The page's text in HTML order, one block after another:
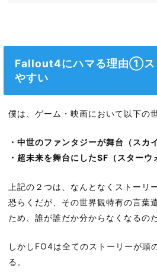
Fallout4にハマる理由①ス
やすい
僕は、ゲーム・映画において以下の
・中世のファンタジーが舞台（スカ
・超未来を舞台にしたSF（スターウ
上記の２つは、なんとなくストーリ
恐らくだが、その世界観特有の言葉
ため、誰が誰だか分からなくなるの
しかしFO4は全てのストーリーが頭
る。